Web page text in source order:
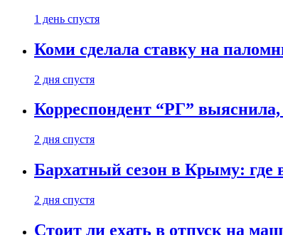
1 день спустя
Коми сделала ставку на
2 дня спустя
Корреспондент “РГ”
2 дня спустя
Бархатный сезон в Крыму: где
2 дня спустя
Стоит ли ехать в отпуск на